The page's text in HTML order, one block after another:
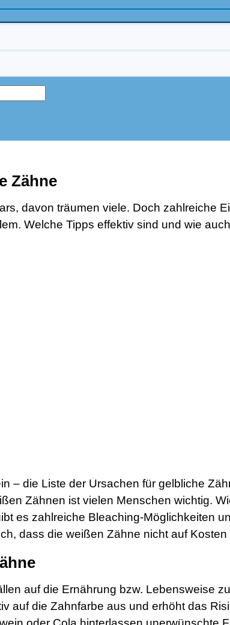
Zähne
davon träumen viele. Doch zahlreiche
Welche Tipps effektiv sind und wie
– die Liste der Ursachen für gelbliche
Zähnen ist vielen Menschen wichtig.
es zahlreiche Bleaching-Möglichkeiten
dass die weißen Zähne nicht auf Kosten
auf die Ernährung bzw. Lebensweise
auf die Zahnfarbe aus und erhöht das